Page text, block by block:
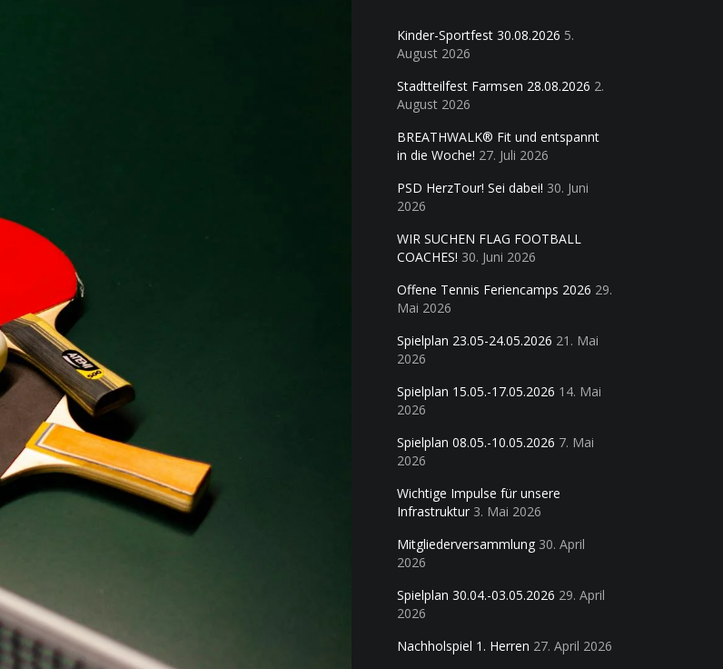
Kinder-Sportfest 30.08.2026 5.
August 2026
Stadtteilfest Farmsen 28.08.2026 2.
August 2026
BREATHWALK® Fit und entspannt
in die Woche! 27. Juli 2026
PSD HerzTour! Sei dabei! 30. Juni
2026
WIR SUCHEN FLAG FOOTBALL
COACHES! 30. Juni 2026
Offene Tennis Feriencamps 2026 29.
Mai 2026
Spielplan 23.05-24.05.2026 21. Mai
2026
Spielplan 15.05.-17.05.2026 14. Mai
2026
Spielplan 08.05.-10.05.2026 7. Mai
2026
Wichtige Impulse für unsere
Infrastruktur 3. Mai 2026
Mitgliederversammlung 30. April
2026
Spielplan 30.04.-03.05.2026 29. April
2026
Nachholspiel 1. Herren 27. April 2026